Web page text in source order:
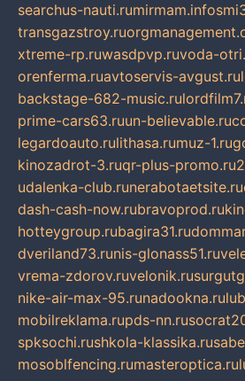
searchus-nauti.rumirmam.info
transgazstroy.ru
xtreme-rp.ruwasdpvp.ruvoda-
orenferma.ruavtoservis-avgust.ru
backstage-682-music.ru
prime-cars63.ruun-believable.ru
legardoauto.rulithasa.rumuz-1.ru
kinozadrot-3.ruqr-plus-promo.ru
udalenka-club.runerabotaetsite.ru
dash-cash-now.rubravoprod.ru
hotteygroup.rubagira31.ru
dveriland73.runis-glonass51.ru
vrema-zdorov.ruvelonik.ru
nike-air-max-95.runadookna.ru
mobilreklama.rupds-nn.ru
spksochi.rushkola-klassika.ru
mosoblfencing.rumasteroptica.ru